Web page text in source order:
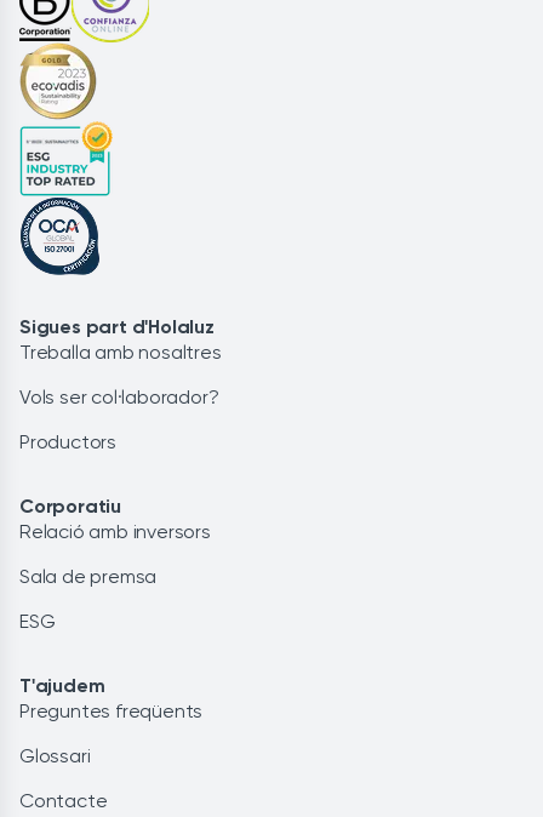
Sigues part d'Holaluz
Treballa amb nosaltres
Vols ser col·laborador?
Productors
Corporatiu
Relació amb inversors
Sala de premsa
ESG
T'ajudem
Preguntes freqüents
Glossari
Contacte